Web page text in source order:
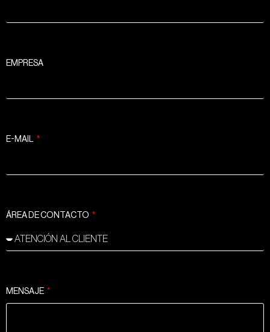
EMPRESA
E-MAIL
ÁREA DE CONTACTO
MENSAJE